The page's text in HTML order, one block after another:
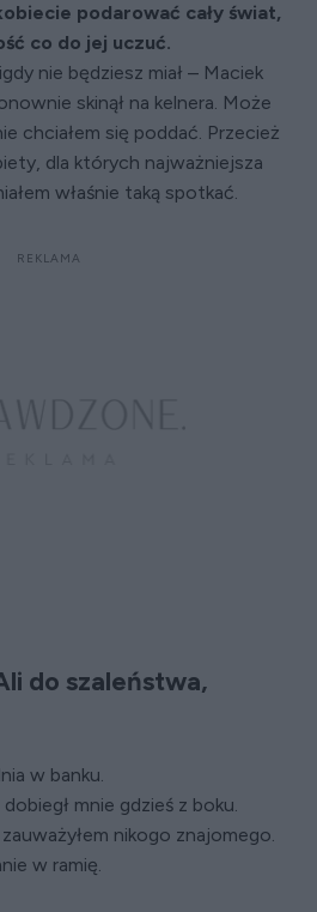
podarować cały świat,
co do jej uczuć.
nie będziesz miał – Maciek
skinął na kelnera. Może
chciałem się poddać. Przecież
dla których najważniejsza
właśnie taką spotkać.
do szaleństwa,
w banku.
mnie gdzieś z boku.
nikogo znajomego.
w ramię.